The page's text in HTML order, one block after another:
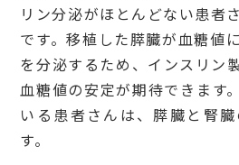
リン分泌がほとんどない患者
です。移植した膵臓が血糖値
を分泌するため、インスリン
血糖値の安定が期待できます
いる患者さんは、膵臓と腎
す。